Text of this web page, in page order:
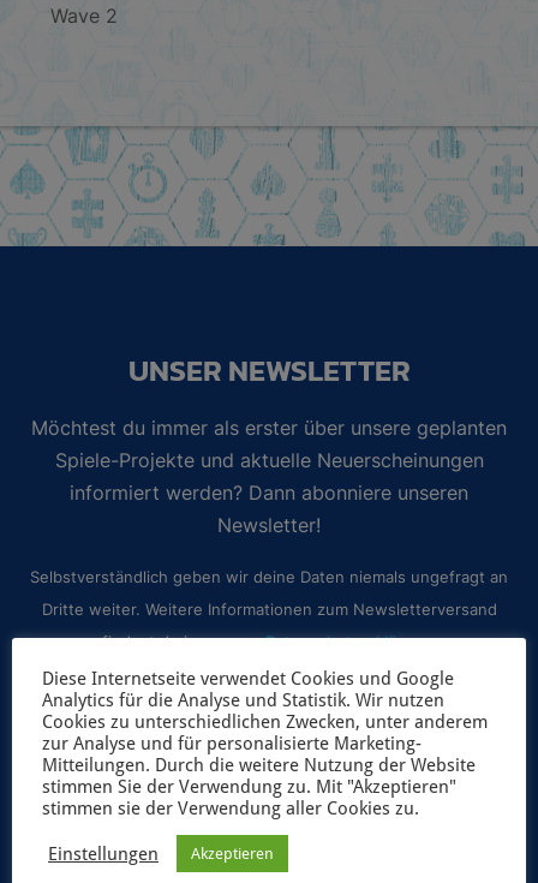
Wave 2
UNSER NEWSLETTER
Möchtest du immer als erster über unsere geplanten
Spiele-Projekte und aktuelle Neuerscheinungen
informiert werden? Dann abonniere unseren
Newsletter!
Selbstverständlich geben wir deine Daten niemals ungefragt an
Dritte weiter. Weitere Informationen zum Newsletterversand
findest du in unsererDatenschutzerklärung.
JETZT ANMELDEN
Diese Internetseite verwendet Cookies und Google
Analytics für die Analyse und Statistik. Wir nutzen
Cookies zu unterschiedlichen Zwecken, unter anderem
zur Analyse und für personalisierte Marketing-
Mitteilungen. Durch die weitere Nutzung der Website
stimmen Sie der Verwendung zu. Mit "Akzeptieren"
stimmen sie der Verwendung aller Cookies zu.
Einstellungen Akzeptieren